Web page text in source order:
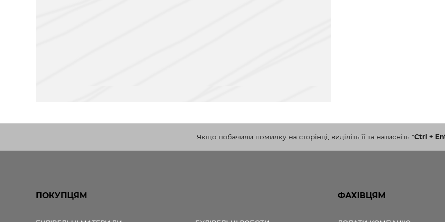
Якщо побачили помилку на сторінці, виділіть її та натисніть "Ctrl +
ПОКУПЦЯМ ФАХІВЦЯМ